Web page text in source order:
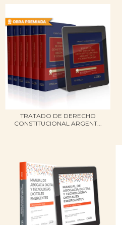
TRATADO DE DERECHO
CONSTITUCIONAL ARGENT...